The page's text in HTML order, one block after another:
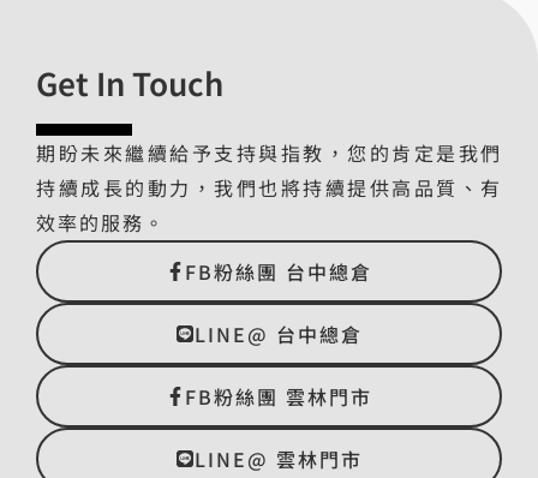
Get In Touch
期盼未來繼續給予支持與指教，您的肯定是我們
持續成長的動力，我們也將持續提供高品質、有
效率的服務。
FB粉絲團 台中總倉
LINE@ 台中總倉
FB粉絲團 雲林門市
LINE@ 雲林門市